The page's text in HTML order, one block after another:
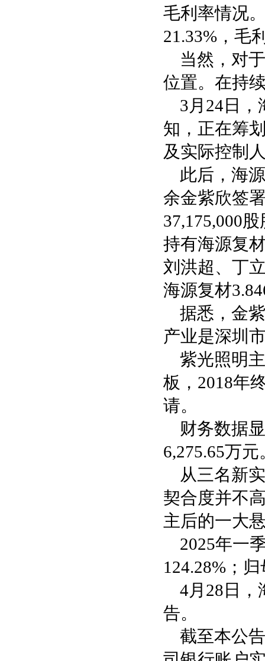
毛利率情况
21.33%，毛
当然，对
位置。在持
3月24日
知，正在筹
及实际控制
此后，海
余金紫欣签
37,175,000
持有海源复
刘洪超、丁
海源复材
据悉，金
产业是深圳
紫光照明
板，2018年
请。
财务数据
6,275.65万
从三名新
契合度并不
主后的一大
2025年一
124.28%；
4月28日，
告。
截至本公